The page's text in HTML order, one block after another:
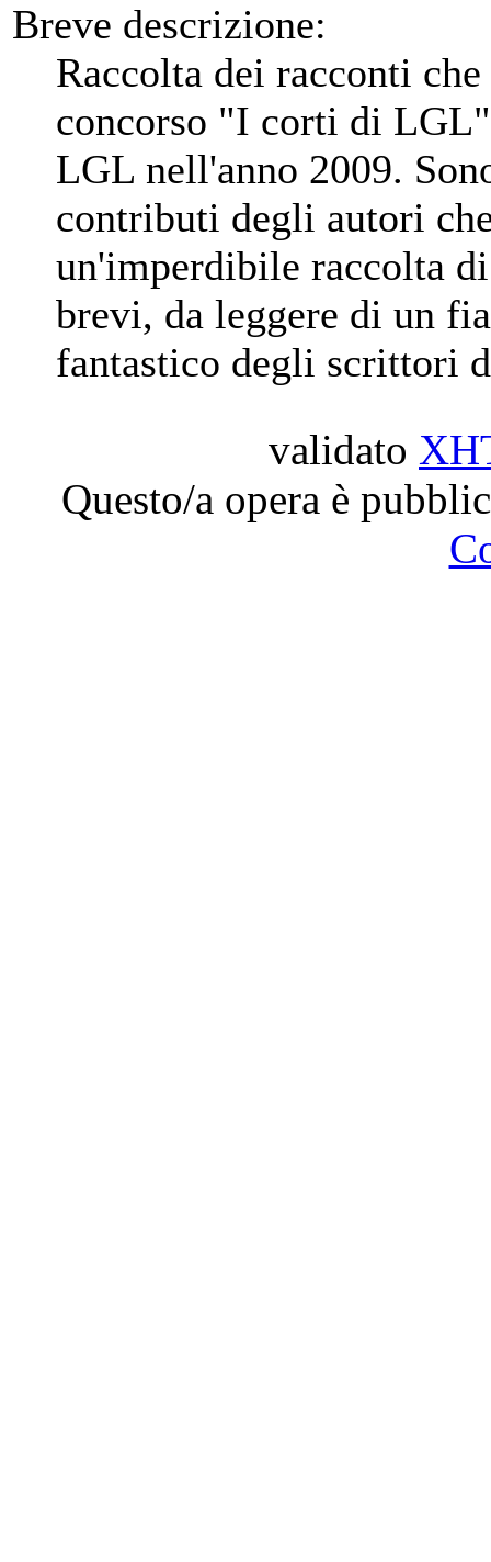
Breve descrizione:
Raccolta dei racconti
concorso "I corti di
LGL nell'anno 2009.
contributi degli autori
un'imperdibile raccolta
brevi, da leggere di un
fantastico degli scrittori
validato
Questo/a opera è